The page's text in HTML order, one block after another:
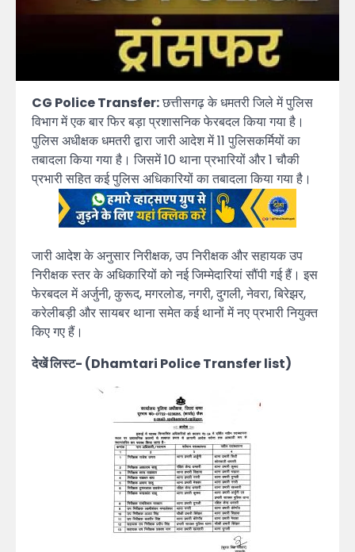
CG Police Transfer:छत्तीसगढ़ के धमतरी जिले में पुलिस
विभाग में एक बार फिर बड़ा प्रशासनिक फेरबदल किया गया है।
पुलिस अधीक्षक धमतरी द्वारा जारी आदेश में 11 पुलिसकर्मियों का
तबादला किया गया है। जिसमें 10 थाना प्रभारियों और 1 चौकी
प्रभारी सहित कई पुलिस अधिकारियों का तबादला किया गया है।
जारी आदेश के अनुसार निरीक्षक, उप निरीक्षक और सहायक उप
निरीक्षक स्तर के अधिकारियों को नई जिम्मेदारियां सौंपी गई हैं। इस
फेरबदल में अर्जुनी, कुरूद, मगरलोड, नगरी, दुगली, नेवरा, बिरेझर,
करेलीबड़ी और सायबर थाना समेत कई थानों में नए प्रभारी नियुक्त
किए गए हैं।
देखें लिस्ट- (Dhamtari Police Transfer list)